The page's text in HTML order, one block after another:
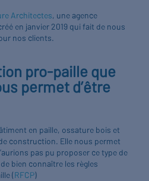
Architectes, une agence
en janvier 2019 qui fait de nous
nos clients.
pro-paille que
permet d’être
en paille, ossature bois et
construction. Elle nous permet
pas pu proposer ce type de
bien connaître les règles
(RFCP)